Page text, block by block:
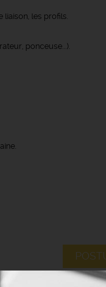
liaison, les profils.
ponceuse...).